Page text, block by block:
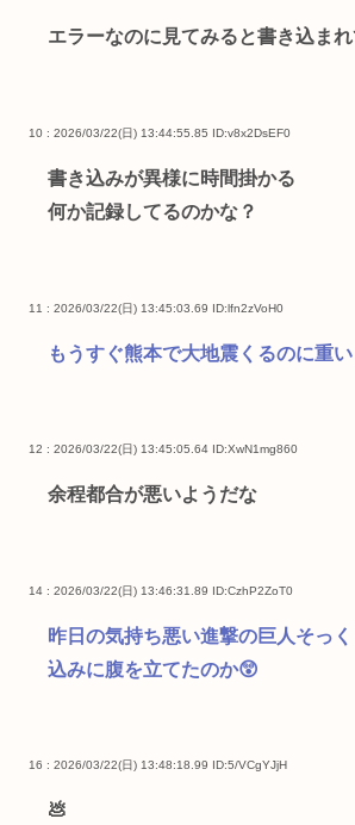
エラーなのに見てみると書き込ま
10 : 2026/03/22(日) 13:44:55.85 ID:v8x2DsEF0
書き込みが異様に時間掛かる
何か記録してるのかな？
11 : 2026/03/22(日) 13:45:03.69 ID:lfn2zVoH0
もうすぐ熊本で大地震くるのに重
12 : 2026/03/22(日) 13:45:05.64 ID:XwN1mg860
余程都合が悪いようだな
14 : 2026/03/22(日) 13:46:31.89 ID:CzhP2ZoT0
昨日の気持ち悪い進撃の巨人そっ
込みに腹を立てたのか😲
16 : 2026/03/22(日) 13:48:18.99 ID:5/VCgYJjH
💩